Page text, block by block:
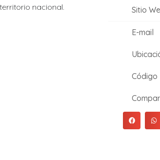
nacional.
Sitio
E-mail
Código